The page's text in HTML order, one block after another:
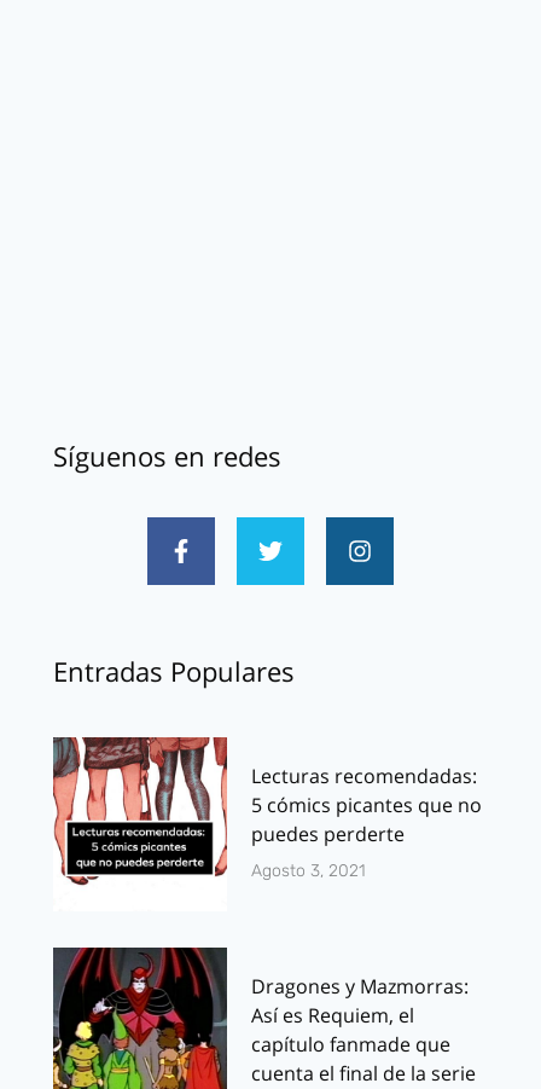
Síguenos en redes
Entradas Populares
Lecturas recomendadas:
5 cómics picantes que no
puedes perderte
Agosto 3, 2021
Dragones y Mazmorras:
Así es Requiem, el
capítulo fanmade que
cuenta el final de la serie